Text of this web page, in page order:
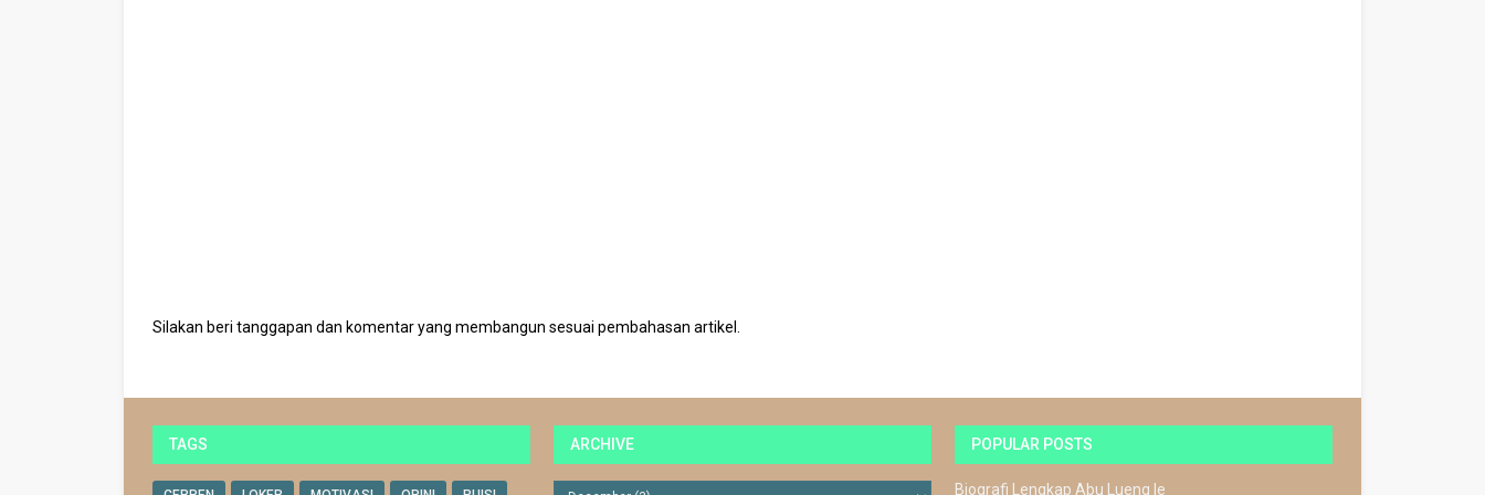
Silakan beri tanggapan dan komentar yang membangun sesuai pembahasan artikel.
TAGS ARCHIVE POPULAR POSTS
Biografi Lengkap Abu Lueng Ie